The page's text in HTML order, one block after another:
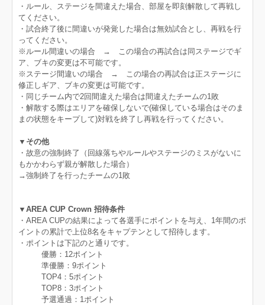
・ルール、ステージを間違えた場合、部屋を即刻解散して再戦し
てください。
・試合終了後に間違いが発覚した場合は無効試合とし、再戦を行
ってください。
※ルール間違いの場合 → この場合の再試合は同ステージでギ
ア、ブキの変更は不可能です。
※ステージ間違いの場合 → この場合の再試合は正ステージに
修正しギア、ブキの変更は可能です。
・同じチーム内で2回間違えた場合は間違えたチームの1敗
・解散する際はエリアを確保しないで(確保している場合はそのま
まの状態をキープして)対戦を終了し再戦を行ってください。
▼その他
・故意の強制終了（回線落ちやルールやステージのミスがないに
もかかわらず親が解散した場合）
→強制終了を行ったチームの1敗
▼AREA CUP Crown 招待条件
・AREA CUPの結果によって各選手にポイントを与え、1年間のポ
イントの累計で上位8名をキャプテンとして招待します。
・ポイントは下記のと通りです。
優勝：12ポイント
準優勝：9ポイント
TOP4：5ポイント
TOP8：3ポイント
予選通過：1ポイント